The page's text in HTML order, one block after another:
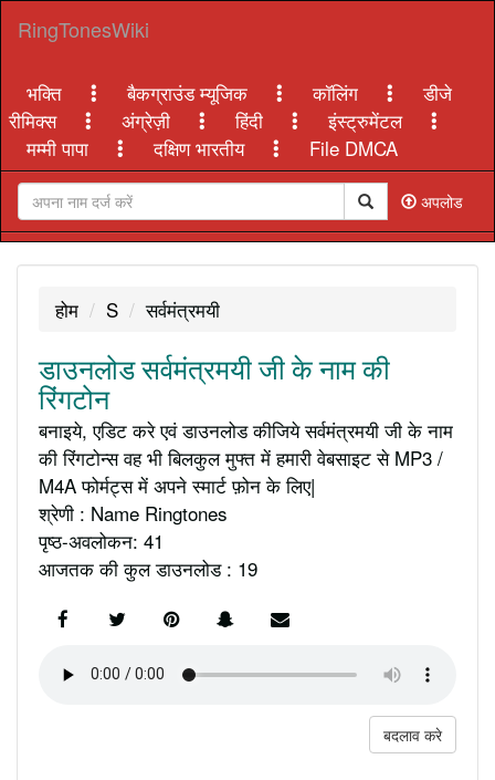
RingTonesWiki
भक्ति बैकग्राउंड म्यूजिक कॉलिंग
डीजे
रीमिक्स
अंग्रेज़ी हिंदी
इंस्ट्रुमेंटल
मम्मी पापा
दक्षिण भारतीय File DMCA
अपलोड
होम S सर्वमंत्रमयी
डाउनलोड सर्वमंत्रमयी जी के नाम की
रिंगटोन
बनाइये, एडिट करे एवं डाउनलोड कीजिये सर्वमंत्रमयी जी के नाम
की रिंगटोन्स वह भी बिलकुल मुफ्त में हमारी वेबसाइट से MP3 /
M4A फोर्मट्स में अपने स्मार्ट फ़ोन के लिए|
श्रेणी : Name Ringtones
पृष्ठ-अवलोकन: 41
आजतक की कुल डाउनलोड : 19
बदलाव करे